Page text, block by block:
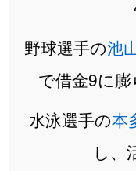
野球選手の池
で借金9に
水泳選手の本
し、